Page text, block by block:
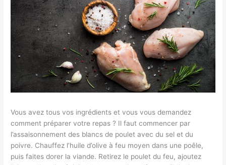
Vous avez tous vos ingrédients et vous vous demandez
comment préparer votre repas ? Il faut commencer par
l’assaisonnement des blancs de poulet avec du sel et du
poivre. Chauffez l’huile d’olive à feu moyen dans une poêle,
puis faites dorer la viande. Retirez le poulet du feu, ajoutez